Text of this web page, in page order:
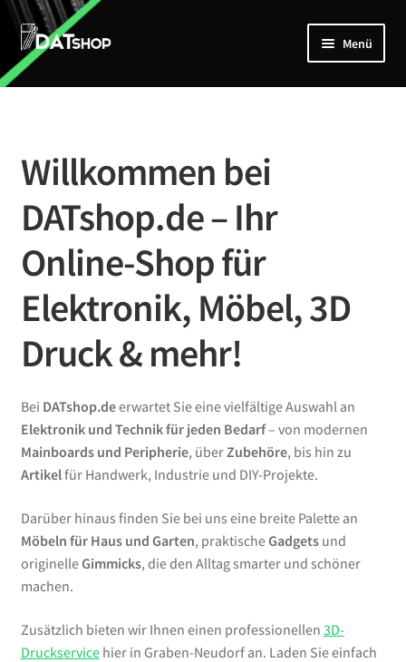
Zur
Navigation
springen
Zum
Inhalt
springen
Menü
Home
Mein Account
Kontakt
Willkommen bei
DATshop.de – Ihr
Online-Shop für
Elektronik, Möbel, 3D
Druck & mehr!
Bei DATshop.deerwartet Sie eine vielfältige Auswahl an
Elektronik und Technik für jeden Bedarf– von modernen
Mainboards und Peripherie, überZubehöre, bis hin zu
Artikelfür Handwerk, Industrie und DIY-Projekte.
Darüber hinaus finden Sie bei uns eine breite Palette an
Möbeln für Haus und Garten, praktischeGadgetsund
originelleGimmicks, die den Alltag smarter und schöner
machen.
Zusätzlich bieten wir Ihnen einen professionellen 3D-
Druckservicehier in Graben-Neudorf an. Laden Sie einfach